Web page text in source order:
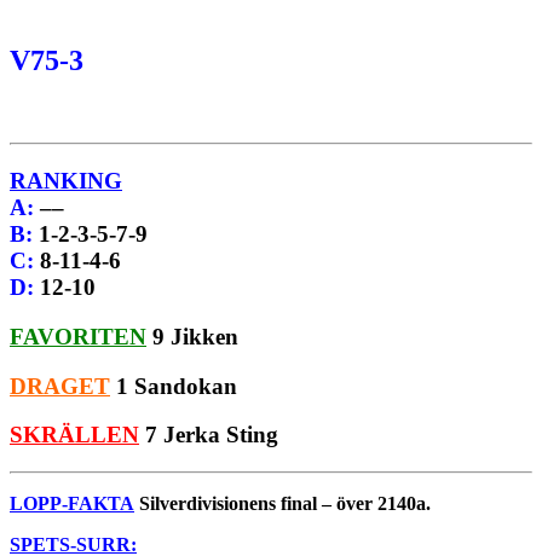
V75-3
RANKING
A:––
B: 1-2-3-5-7-9
C: 8-11-4-6
D: 12-10
FAVORITEN 9 Jikken
DRAGET 1 Sandokan
SKRÄLLEN 7 Jerka Sting
LOPP-FAKTA Silverdivisionens final – över 2140a.
SPETS-SURR: